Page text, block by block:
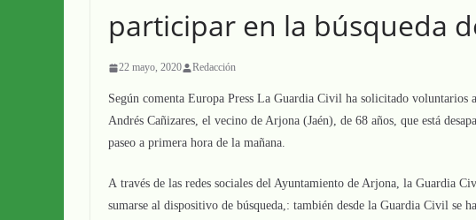
participar en la búsqueda
22 mayo, 2020 Redacción
Según comenta Europa Press La Guardia Civil ha solicitado voluntarios
Andrés Cañizares, el vecino de Arjona (Jaén), de 68 años, que está
paseo a primera hora de la mañana.
A través de las redes sociales del Ayuntamiento de Arjona, la Guardia
sumarse al dispositivo de búsqueda,: también desde la Guardia Civil se